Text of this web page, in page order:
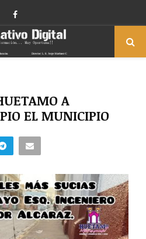
Facebook
A
EL MUNICIPIO